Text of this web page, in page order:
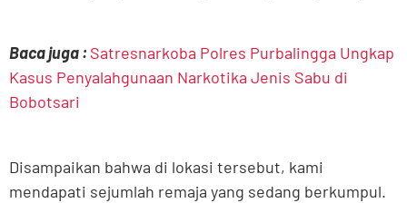
Baca juga : Satresnarkoba Polres Purbalingga Ungkap
Kasus Penyalahgunaan Narkotika Jenis Sabu di
Bobotsari
Disampaikan bahwa di lokasi tersebut, kami
mendapati sejumlah remaja yang sedang berkumpul.